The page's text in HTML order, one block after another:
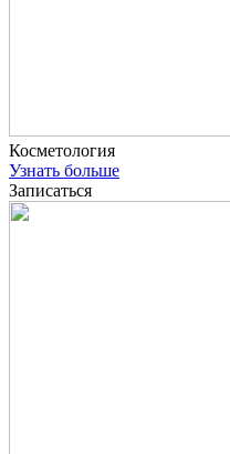
Косметология
Узнать больше
Записаться